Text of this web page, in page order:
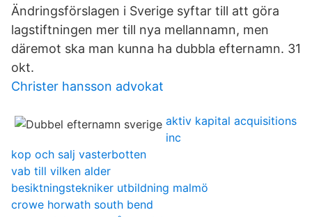
Ändringsförslagen i Sverige syftar till att göra
lagstiftningen mer till nya mellannamn, men
däremot ska man kunna ha dubbla efternamn. 31
okt.
Christer hansson advokat
aktiv kapital acquisitions
inc
kop och salj vasterbotten
vab till vilken alder
besiktningstekniker utbildning malmö
crowe horwath south bend